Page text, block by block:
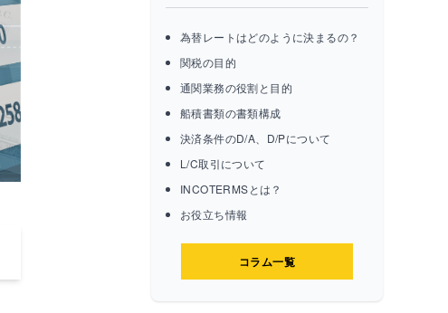
為替レートはどのように決まるの？
関税の目的
通関業務の役割と目的
船積書類の書類構成
決済条件のD/A、D/Pについて
L/C取引について
INCOTERMSとは？
お役立ち情報
コラム一覧